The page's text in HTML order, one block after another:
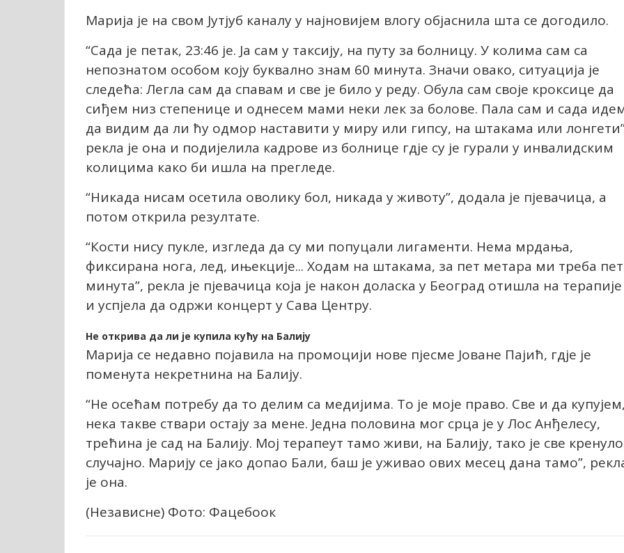
Марија је на свом Јутјуб каналу у најновијем влогу објаснила шта се догодило.
“Сада је петак, 23:46 је. Ја сам у таксију, на путу за болницу. У колима сам са
непознатом особом коју буквално знам 60 минута. Значи овако, ситуација је
следећа: Легла сам да спавам и све је било у реду. Обула сам своје кроксице да
сиђем низ степенице и однесем мами неки лек за болове. Пала сам и сада
да видим да ли ћу одмор наставити у миру или гипсу, на штакама или
рекла је она и подијелила кадрове из болнице гдје су је гурали у инвалидским
колицима како би ишла на прегледе.
“Никада нисам осетила оволику бол, никада у животу”, додала је пјевачица, а
потом открила резултате.
“Кости нису пукле, изгледа да су ми попуцали лигаменти. Нема мрдања,
фиксирана нога, лед, ињекције... Ходам на штакама, за пет метара ми треба пет
минута”, рекла је пјевачица која је након доласка у Београд отишла на терапије
и успјела да одржи концерт у Сава Центру.
Не открива да ли је купила кућу на Балију
Марија се недавно појавила на промоцији нове пјесме Јоване Пајић, гдје је
поменута некретнина на Балију.
“Не осећам потребу да то делим са медијима. То је моје право. Све и да
нека такве ствари остају за мене. Једна половина мог срца је у Лос Анђелесу,
трећина је сад на Балију. Мој терапеут тамо живи, на Балију, тако је све
случајно. Марију се јако допао Бали, баш је уживао ових месец дана тамо”,
је она.
(Независне) Фото: Фацебоок